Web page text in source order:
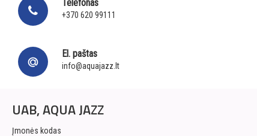
Telefonas
+370 620 99111
El. paštas
info@aquajazz.lt
UAB, AQUA JAZZ
Įmonės kodas